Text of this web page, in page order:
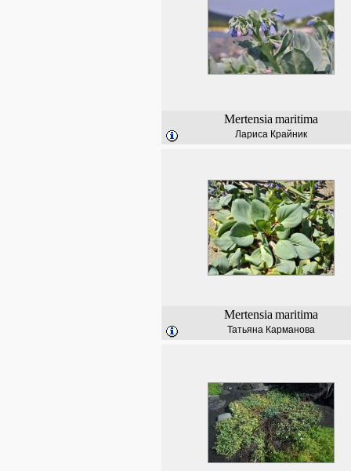
Mertensia maritima
Лариса Крайник
Mertensia maritima
Татьяна Карманова